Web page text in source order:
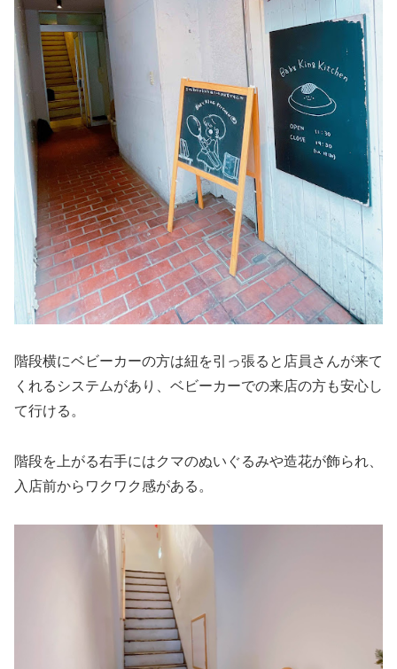
階段横にベビーカーの方は紐を引っ張ると店員さんが来て
くれるシステムがあり、ベビーカーでの来店の方も安心し
て行ける。
階段を上がる右手にはクマのぬいぐるみや造花が飾られ、
入店前からワクワク感がある。